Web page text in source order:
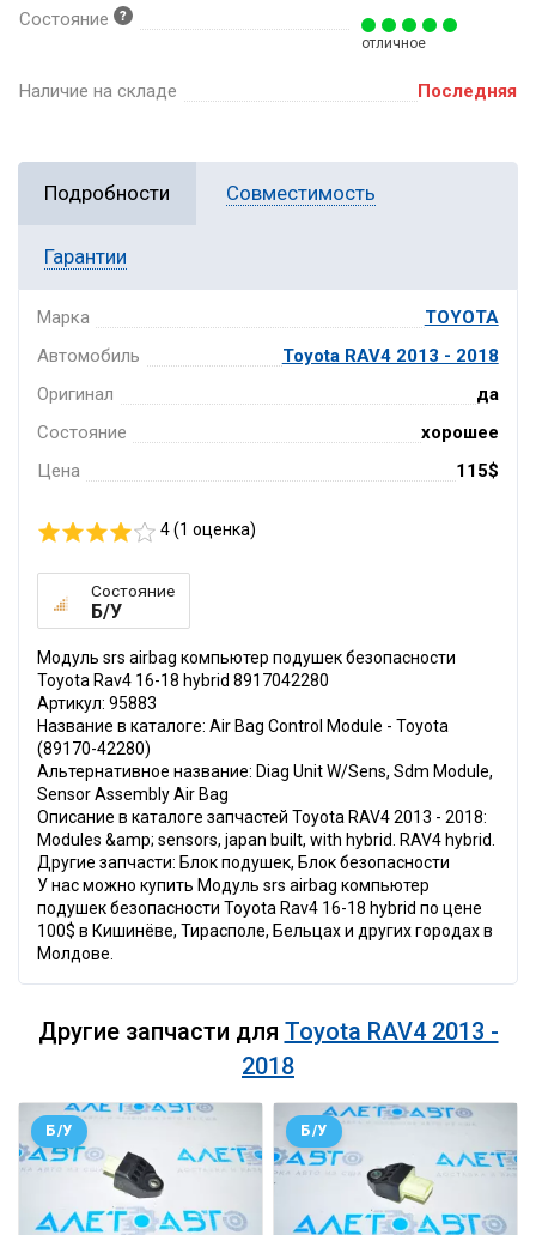
Состояние
отличное
Наличие на складе Последняя
Подробности Совместимость
Гарантии
Марка
TOYOTA
Автомобиль
Toyota RAV4 2013 - 2018
Оригинал
да
Состояние
хорошее
Цена
115$
4 (1 оценка)
Состояние
Б/У
Модуль srs airbag компьютер подушек безопасности
Toyota Rav4 16-18 hybrid 8917042280
Артикул: 95883
Название в каталоге: Air Bag Control Module - Toyota
(89170-42280)
Альтернативное название: Diag Unit W/Sens, Sdm Module,
Sensor Assembly Air Bag
Описание в каталоге запчастей Toyota RAV4 2013 - 2018:
Modules &amp; sensors, japan built, with hybrid. RAV4 hybrid.
Другие запчасти: Блок подушек, Блок безопасности
У нас можно купить Модуль srs airbag компьютер
подушек безопасности Toyota Rav4 16-18 hybrid по цене
100$ в Кишинёве, Тирасполе, Бельцах и других городах в
Молдове.
Другие запчасти для Toyota RAV4 2013 -
2018
Б/У Б/У